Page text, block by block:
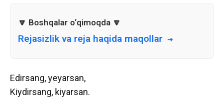
Rejasizlik va reja haqida maqollar
Edirsang, yeyarsan,
Kiydirsang, kiyarsan.